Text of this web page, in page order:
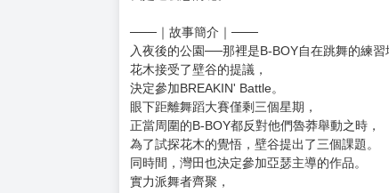
內容簡介
▼TV動畫2025年十月播出！
Madhouse首度與BTS御用編舞師RIEHATA合
▼ Hip hop、Locking、House、Poping、
▼ 獨特的舞蹈分鏡震撼感官，聽得見「聲音」
▼ 聲優內山昂輝配音PV釋出：https://
所謂舞者，
應該能夠成為「看得見的樂音」吧，
我是這麼想的呢。